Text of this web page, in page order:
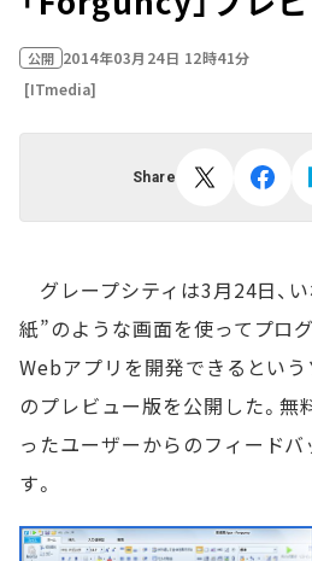
公開 2014年03月24日 12時41分
[ITmedia]
Share
グレープシティは3月24日、
紙”のような画面を使ってプロ
Webアプリを開発できるという
のプレビュー版を公開した。無
ったユーザーからのフィード
す。